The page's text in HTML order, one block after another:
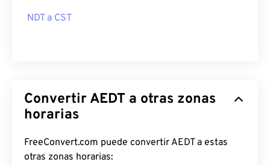
NDT a CST
Convertir AEDT a otras zonas
horarias
FreeConvert.com puede convertir AEDT a estas
otras zonas horarias: